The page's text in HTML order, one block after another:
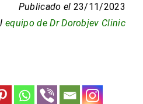
Publicado el 23/11/2023
equipo de Dr Dorobjev Clinic